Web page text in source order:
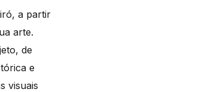
a partir
arte.
de
e
visuais